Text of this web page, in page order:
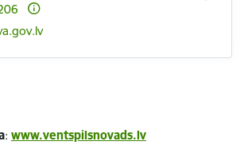
: www.ventspilsnovads.lv